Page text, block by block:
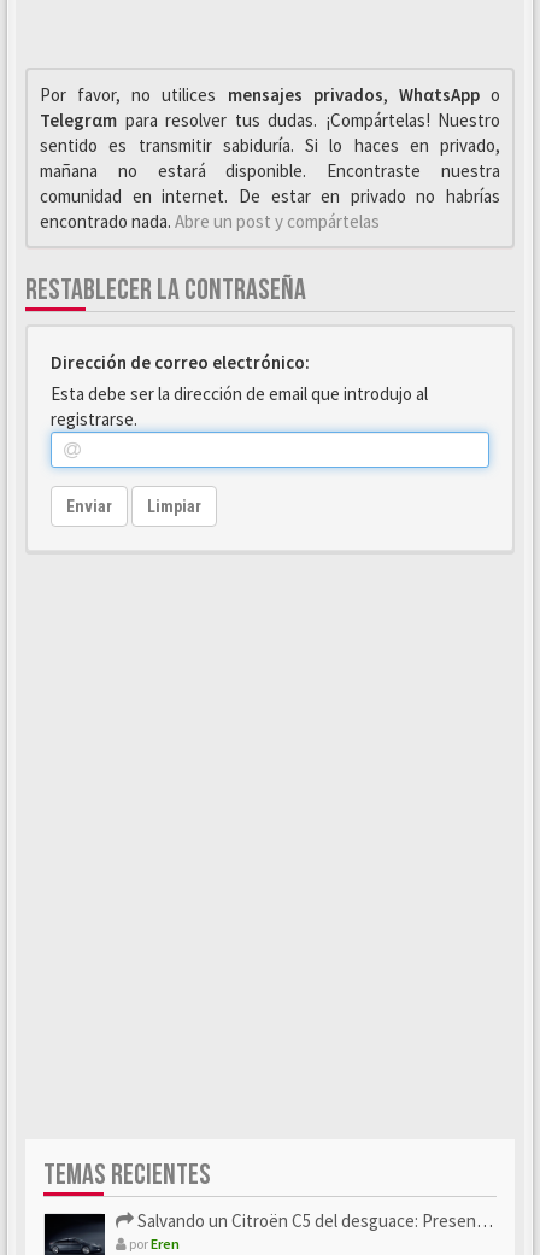
Por favor, no utilices mensajes privados, WhαtsAppo
Telegrαm para resolver tus dudas. ¡Compártelas! Nuestro
sentido es transmitir sabiduría. Si lo haces en privado,
mañana no estará disponible. Encontraste nuestra
comunidad en internet. De estar en privado no habrías
encontrado nada. Abre un post y compártelas
RESTABLECER LA CONTRASEÑA
Dirección de correo electrónico:
Esta debe ser la dirección de email que introdujo al
registrarse.
Enviar Limpiar
TEMAS RECIENTES
Salvando un Citroën C5 del desguace: Presentación y seguimiento
porEren